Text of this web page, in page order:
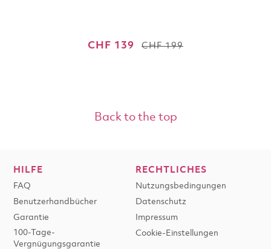
CHF 139 CHF 199
Back to the top
HILFE
FAQ
Benutzerhandbücher
Garantie
100-Tage-
Vergnügungsgarantie
RECHTLICHES
Nutzungsbedingungen
Datenschutz
Impressum
Cookie-Einstellungen